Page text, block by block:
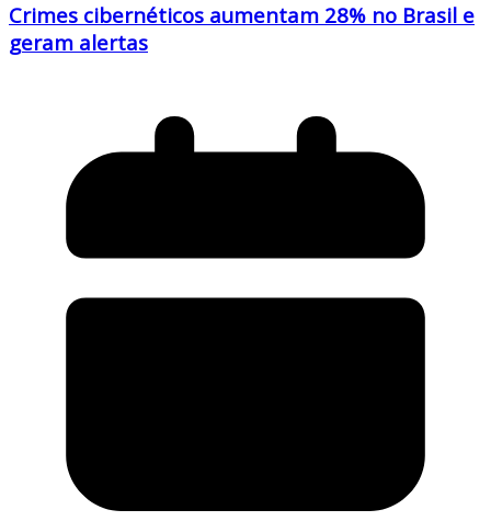
Crimes cibernéticos aumentam 28% no Brasil e
geram alertas